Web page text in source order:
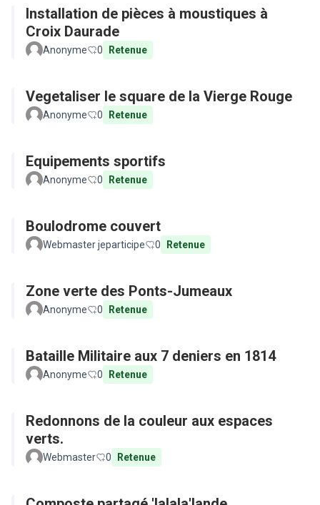
Installation de pièces à moustiques à
Croix Daurade
Anonyme 0 Retenue
Vegetaliser le square de la Vierge Rouge
Anonyme 0 Retenue
Equipements sportifs
Anonyme 0 Retenue
Boulodrome couvert
Webmaster jeparticipe 0 Retenue
Zone verte des Ponts-Jumeaux
Anonyme 0 Retenue
Bataille Militaire aux 7 deniers en 1814
Anonyme 0 Retenue
Redonnons de la couleur aux espaces
verts.
Webmaster 0 Retenue